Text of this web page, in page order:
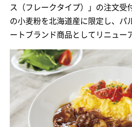
ス（フレークタイプ）」の注文受
の小麦粉を北海道産に限定し、パ
ートブランド商品としてリニュー